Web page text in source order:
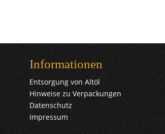
Informationen
Entsorgung von Altöl
Hinweise zu Verpackungen
Datenschutz
Impressum